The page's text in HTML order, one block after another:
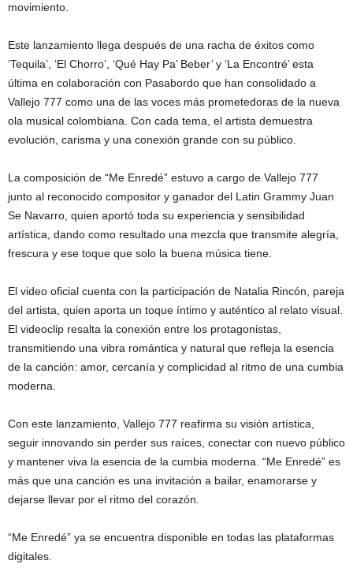
movimiento.
Este lanzamiento llega después de una racha de éxitos como
‘Tequila’, ‘El Chorro’, ‘Qué Hay Pa’ Beber’ y ‘La Encontré’ esta
última en colaboración con Pasabordo que han consolidado a
Vallejo 777 como una de las voces más prometedoras de la nueva
ola musical colombiana. Con cada tema, el artista demuestra
evolución, carisma y una conexión grande con su público.
La composición de “Me Enredé” estuvo a cargo de Vallejo 777
junto al reconocido compositor y ganador del Latin Grammy Juan
Se Navarro, quien aportó toda su experiencia y sensibilidad
artística, dando como resultado una mezcla que transmite alegría,
frescura y ese toque que solo la buena música tiene.
El video oficial cuenta con la participación de Natalia Rincón, pareja
del artista, quien aporta un toque íntimo y auténtico al relato visual.
El videoclip resalta la conexión entre los protagonistas,
transmitiendo una vibra romántica y natural que refleja la esencia
de la canción: amor, cercanía y complicidad al ritmo de una cumbia
moderna.
Con este lanzamiento, Vallejo 777 reafirma su visión artística,
seguir innovando sin perder sus raíces, conectar con nuevo público
y mantener viva la esencia de la cumbia moderna. “Me Enredé” es
más que una canción es una invitación a bailar, enamorarse y
dejarse llevar por el ritmo del corazón.
“Me Enredé” ya se encuentra disponible en todas las plataformas
digitales.